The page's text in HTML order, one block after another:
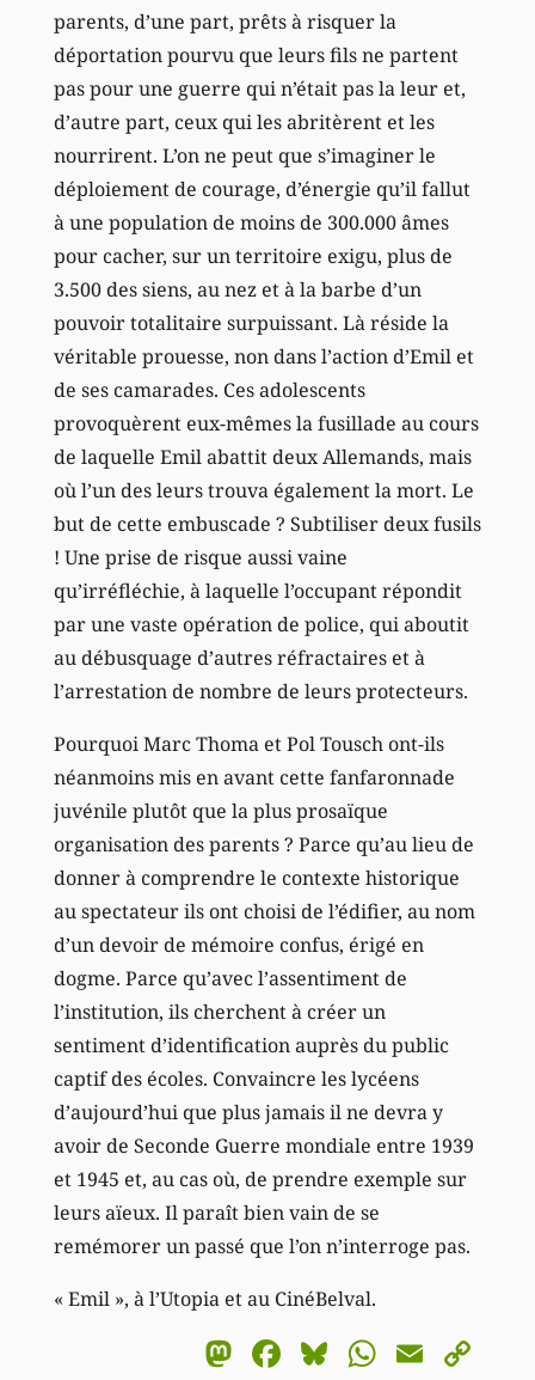
parents, d’une part, prêts à risquer la
déportation pourvu que leurs fils ne partent
pas pour une guerre qui n’était pas la leur et,
d’autre part, ceux qui les abritèrent et les
nourrirent. L’on ne peut que s’imaginer le
déploiement de courage, d’énergie qu’il fallut
à une population de moins de 300.000 âmes
pour cacher, sur un territoire exigu, plus de
3.500 des siens, au nez et à la barbe d’un
pouvoir totalitaire surpuissant. Là réside la
véritable prouesse, non dans l’action d’Emil et
de ses camarades. Ces adolescents
provoquèrent eux-mêmes la fusillade au cours
de laquelle Emil abattit deux Allemands, mais
où l’un des leurs trouva également la mort. Le
but de cette embuscade ? Subtiliser deux fusils
! Une prise de risque aussi vaine
qu’irréfléchie, à laquelle l’occupant répondit
par une vaste opération de police, qui aboutit
au débusquage d’autres réfractaires et à
l’arrestation de nombre de leurs protecteurs.
Pourquoi Marc Thoma et Pol Tousch ont-ils
néanmoins mis en avant cette fanfaronnade
juvénile plutôt que la plus prosaïque
organisation des parents ? Parce qu’au lieu de
donner à comprendre le contexte historique
au spectateur ils ont choisi de l’édifier, au nom
d’un devoir de mémoire confus, érigé en
dogme. Parce qu’avec l’assentiment de
l’institution, ils cherchent à créer un
sentiment d’identification auprès du public
captif des écoles. Convaincre les lycéens
d’aujourd’hui que plus jamais il ne devra y
avoir de Seconde Guerre mondiale entre 1939
et 1945 et, au cas où, de prendre exemple sur
leurs aïeux. Il paraît bien vain de se
remémorer un passé que l’on n’interroge pas.
« Emil », à l’Utopia et au CinéBelval.
Mastodon
Facebook
BlueskyEmail